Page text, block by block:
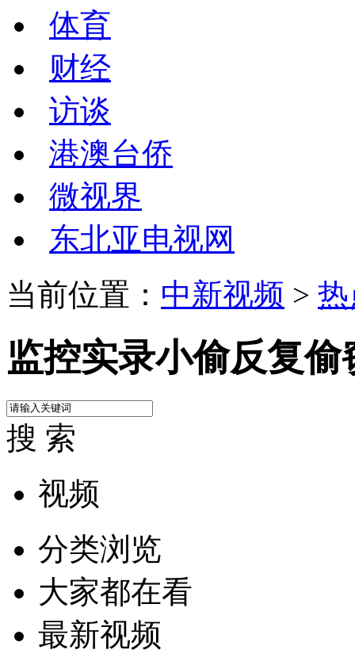
体育
财经
访谈
港澳台侨
微视界
东北亚电视网
当前位置： 中新视频 >
监控实录小偷反复
搜 索
视频
分类浏览
大家都在看
最新视频